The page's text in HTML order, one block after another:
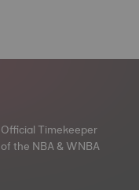
Official Timekeeper
of the NBA & WNBA